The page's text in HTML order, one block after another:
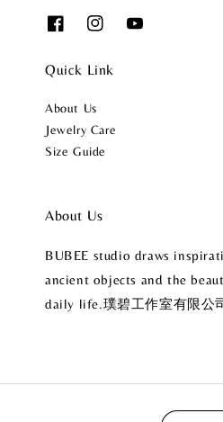
Quick Link
About Us
Jewelry Care
Size Guide
About Us
BUBEE studio draws
ancient objects and the
daily life.璞碧工作室有限公